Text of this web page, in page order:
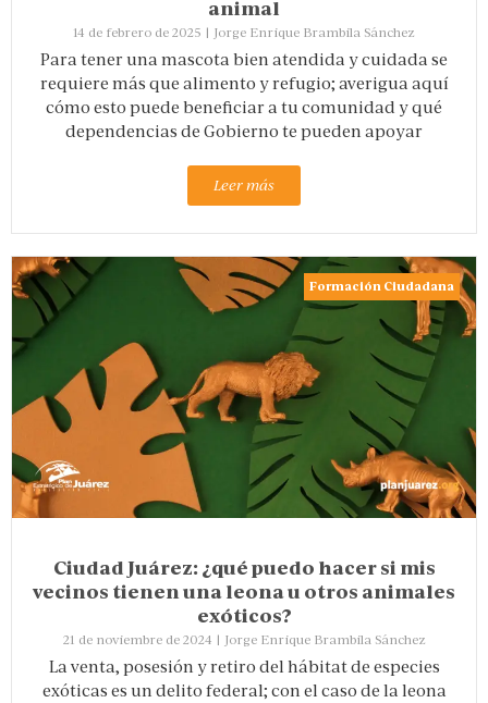
animal
14 de febrero de 2025 | Jorge Enrique Brambila Sánchez
Para tener una mascota bien atendida y cuidada se
requiere más que alimento y refugio; averigua aquí
cómo esto puede beneficiar a tu comunidad y qué
dependencias de Gobierno te pueden apoyar
Leer más
Formación Ciudadana
Ciudad Juárez: ¿qué puedo hacer si mis
vecinos tienen una leona u otros animales
exóticos?
21 de noviembre de 2024 | Jorge Enrique Brambila Sánchez
La venta, posesión y retiro del hábitat de especies
exóticas es un delito federal; con el caso de la leona